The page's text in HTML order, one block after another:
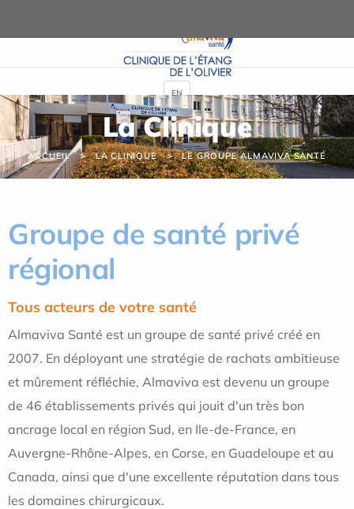
La Clinique
ACCUEIL LA CLINIQUE LE GROUPE ALMAVIVA SANTÉ
Groupe de santé privé
régional
Tous acteurs de votre santé
Almaviva Santé est un groupe de santé privé créé en
2007. En déployant une stratégie de rachats ambitieuse
et mûrement réfléchie, Almaviva est devenu un groupe
de 46 établissements privés qui jouit d'un très bon
ancrage local en région Sud, en Ile-de-France, en
Auvergne-Rhône-Alpes, en Corse, en Guadeloupe et au
Canada, ainsi que d'une excellente réputation dans tous
les domaines chirurgicaux.
EN